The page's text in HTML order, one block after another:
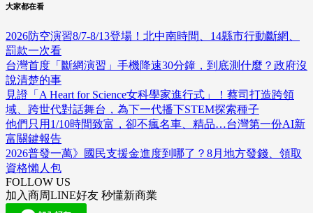
大家都在看
2026防空演習8/7-8/13登場！北中南時間、14縣市行動斷網、
罰款一次看
台灣首度「斷網演習」手機降速30分鐘，到底測什麼？政府沒
說清楚的事
見證「A Heart for Science女科學家進行式」！蔡司打造跨領
域、跨世代對話舞台，為下一代播下STEM探索種子
他們只用1/10時間致富，卻不瘋名車、精品…台灣第一份AI新
富關鍵報告
2026普發一萬》國民支援金進度到哪了？8月地方發錢、領取
資格懶人包
FOLLOW US
加入商周LINE好友 秒懂新商業